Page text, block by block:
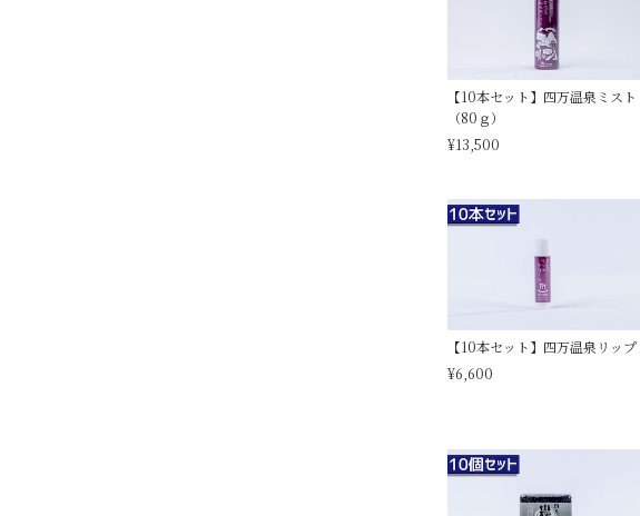
【10本セット】四万温泉ミスト
（80ｇ）
¥13,500
【10本セット】四万温泉リップ
¥6,600